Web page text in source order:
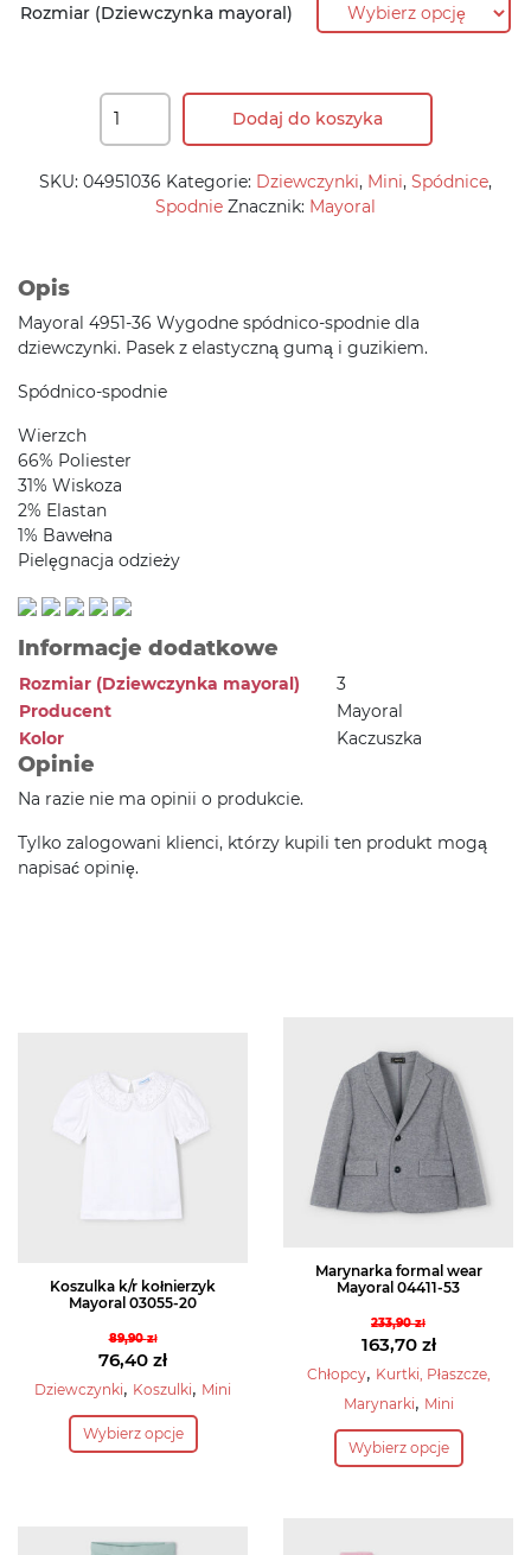
Rozmiar (Dziewczynka mayoral)
Dodaj do koszyka
SKU: 04951036 Kategorie: Dziewczynki, Mini, Spódnice,
Spodnie Znacznik: Mayoral
Opis
Mayoral 4951-36 Wygodne spódnico-spodnie dla
dziewczynki. Pasek z elastyczną gumą i guzikiem.
Spódnico-spodnie
Wierzch
66% Poliester
31% Wiskoza
2% Elastan
1% Bawełna
Pielęgnacja odzieży
Informacje dodatkowe
Rozmiar (Dziewczynka mayoral)
3
Producent
Mayoral
Kolor
Kaczuszka
Opinie
Na razie nie ma opinii o produkcie.
Tylko zalogowani klienci, którzy kupili ten produkt mogą
napisać opinię.
Koszulka k/r kołnierzyk
Mayoral 03055-20
89,90zł
Pierwotna
cena
wynosiła:
89,90 zł.
76,40 zł
Aktualna
cena
wynosi:
Dziewczynki, Koszulki, Mini
Wybierz opcje
Ten
produkt
wariantów.
Marynarka formal wear
Mayoral 04411-53
233,90zł
Pierwotna
cena
wynosiła:
163,70 zł
Aktualna
cena
163,70 zł.
Chłopcy, Kurtki, Płaszcze,
Marynarki, Mini
Wybierz opcje
Ten
produkt